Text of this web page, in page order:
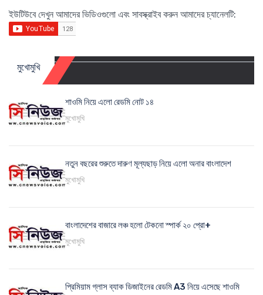
ইউটিউবে দেখুন আমাদের ভিডিওগুলো এবং সাবস্ক্রাইব করুন আমাদের চ্যানেলটি:
মুখোমুখি
শাওমি নিয়ে এলো রেডমি নোট ১৪
মুখোমুখি
নতুন বছরের শুরুতে দারুণ মূল্যছাড় নিয়ে এলো অনার বাংলাদেশ
মুখোমুখি
বাংলাদেশের বাজারে লঞ্চ হলো টেকনো স্পার্ক ২০ প্রো+
মুখোমুখি
প্রিমিয়াম গ্লাস ব্যাক ডিজাইনের রেডমি A3 নিয়ে এসেছে শাওমি